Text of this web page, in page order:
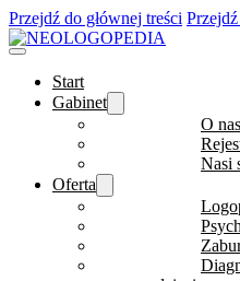
Przejdź do głównej treści
Start
Gabinet
O nas
Nasi
Oferta